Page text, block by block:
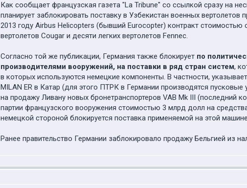
Как сообщает французская газета "La Tribune" со ссылкой сразу на
планирует заблокировать поставку в Узбекистан военных
2013 году Airbus Helicopters (бывший Eurocopter) контракт
вертолетов Cougar и десяти легких вертолетов Fennec.
Согласно той же публикации, Германия также блокирует по
производителями вооружений, на поставки в ряд стран систем,
в которых используются немецкие компоненты. В частности,
MILAN ER в Катар (для этого ПТРК в Германии производятся
на продажу Ливану новых бронетранспортеров VAB Mk III (последний
партии французского вооружения стоимостью 3 млрд долл на
немецкой стороной блокируется поставка применяемой на этой
Ранее правительство Германии заблокировало продажу Бельгией из